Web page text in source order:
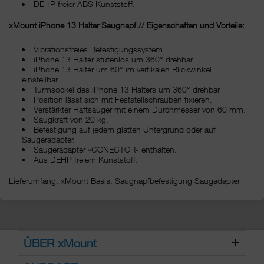
DEHP freier ABS Kunststoff.
xMount iPhone 13 Halter Saugnapf // Eigenschaften und Vorteile:
Vibrationsfreies Befestigungssystem.
iPhone 13 Halter stufenlos um 360° drehbar.
iPhone 13 Halter um 60° im vertikalen Blickwinkel
einstellbar.
Turmsockel des iPhone 13 Halters um 360° drehbar
Position lässt sich mit Feststellschrauben fixieren.
Verstärkter Haftsauger mit einem Durchmesser von 60 mm.
Saugkraft von 20 kg.
Befestigung auf jedem glatten Untergrund oder auf
Saugeradapter.
Saugeradapter »CONECTOR« enthalten.
Aus DEHP freiem Kunststoff.
Lieferumfang: xMount Basis, Saugnapfbefestigung Saugadapter
ÜBER xMount